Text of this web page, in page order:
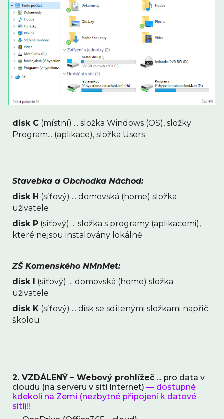
disk C (místní) ... složka Windows (OS), složky
Program... (aplikace), složka Users
Stavebka a Obchodka Náchod:
disk H (síťový) ... domovská (home) složka
uživatele
disk P (síťový) ... složka s programy (aplikacemi),
které nejsou instalovány lokálně
ZŠ Komenského NMnMet:
disk
(síťový) ... domovská (home) složka
uživatele
disk K (síťový) ... disk se sdílenými složkami napříč
školou
2. VZDÁLENÝ – Webový prohlížeč ... pro data v
cloudu (na serveru v síti Internet)
kdekoli na Zemi (nezbytné připojení k datové
síti)!!